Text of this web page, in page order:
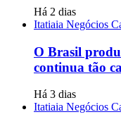
Há 2 dias
Itatiaia Negócios
O Brasil
continua tão
Há 3 dias
Itatiaia Negócios